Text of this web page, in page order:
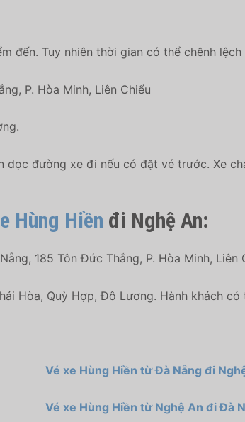
đến. Tuy nhiên thời gian có thể chênh
P. Hòa Minh, Liên Chiểu
đường xe đi nếu có đặt vé trước. Xe
Hùng Hiền đi Nghệ An:
185 Tôn Đức Thắng, P. Hòa Minh,
Hòa, Quỳ Hợp, Đô Lương. Hành khách
Vé xe Hùng Hiền từ Đà Nẵng đi
Vé xe Hùng Hiền từ Nghệ An đi Đà